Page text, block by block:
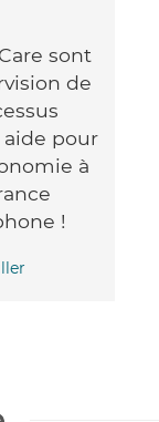
sont
de
pour
à
!